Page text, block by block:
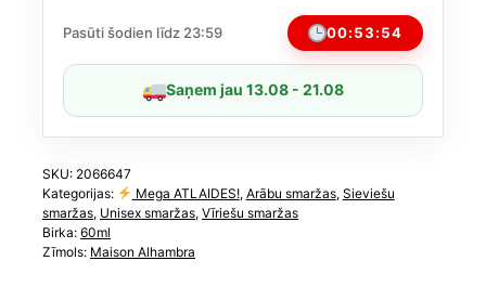
Unisex
ml
Oud
Maracuja)
Pasūti šodien līdz 23:59 00:53:54
Saņem jau 13.08 - 21.08
SKU: 2066647
Kategorijas:
Mega ATLAIDES!, Arābu smaržas, Sieviešu
smaržas, Unisex smaržas, Vīriešu smaržas
Birka: 60ml
Zīmols: Maison Alhambra